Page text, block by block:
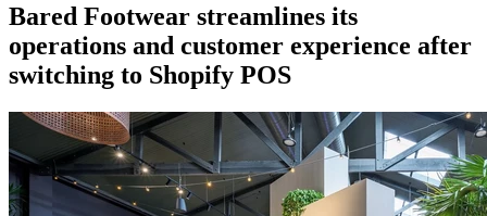
Bared Footwear streamlines its
operations and customer experience after
switching to Shopify POS